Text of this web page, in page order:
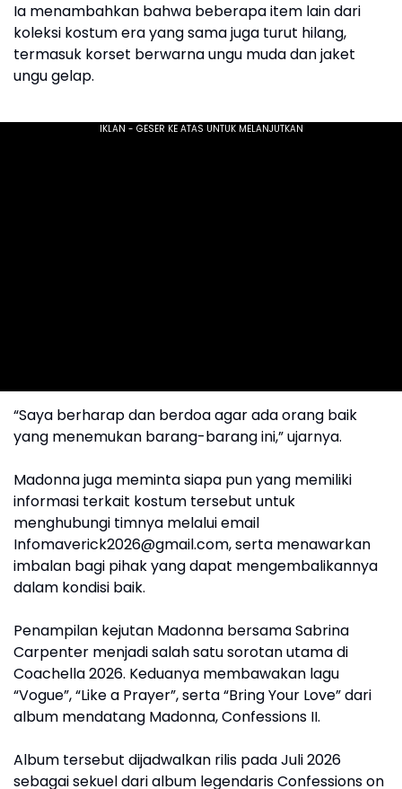
Ia menambahkan bahwa beberapa item lain dari
koleksi kostum era yang sama juga turut hilang,
termasuk korset berwarna ungu muda dan jaket
ungu gelap.
“Saya berharap dan berdoa agar ada orang baik
yang menemukan barang-barang ini,” ujarnya.
Madonna juga meminta siapa pun yang memiliki
informasi terkait kostum tersebut untuk
menghubungi timnya melalui email
Infomaverick2026@gmail.com, serta menawarkan
imbalan bagi pihak yang dapat mengembalikannya
dalam kondisi baik.
Penampilan kejutan Madonna bersama Sabrina
Carpenter menjadi salah satu sorotan utama di
Coachella 2026. Keduanya membawakan lagu
“Vogue”, “Like a Prayer”, serta “Bring Your Love” dari
album mendatang Madonna, Confessions II.
Album tersebut dijadwalkan rilis pada Juli 2026
sebagai sekuel dari album legendaris Confessions on